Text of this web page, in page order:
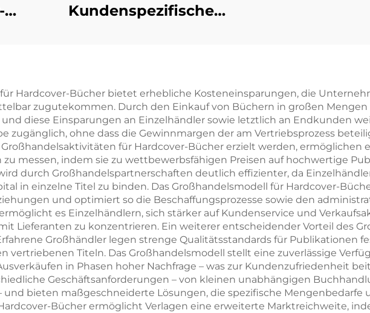
Set-
Kundenspezifischer
Buchdruck mit
lackierten Kanten
Hardcover-
Fotoalbum mit
goldenen Kanten
Hardcover-Bücher bietet erhebliche Kosteneinsparungen, die
zugutekommen. Durch den Einkauf von Büchern in großen
diese Einsparungen an Einzelhändler sowie letztlich an Endkunden
zugänglich, ohne dass die Gewinnmargen der am Vertriebsprozess
für Hardcover-Bücher erzielt werden, ermöglichen
messen, indem sie zu wettbewerbsfähigen Preisen auf hochwertige
durch Großhandelspartnerschaften deutlich effizienter, da
in einzelne Titel zu binden. Das Großhandelsmodell für Hardcover-
und optimiert so die Beschaffungsprozesse sowie den
es Einzelhändlern, sich stärker auf Kundenservice und
Lieferanten zu konzentrieren. Ein weiterer entscheidender Vorteil des
Großhändler legen strenge Qualitätsstandards für Publikationen
vertriebenen Titeln. Das Großhandelsmodell stellt eine zuverlässige
in Phasen hoher Nachfrage – was zur Kundenzufriedenheit
Geschäftsanforderungen – von kleinen unabhängigen
bieten maßgeschneiderte Lösungen, die spezifische Mengenbedarfe
Bücher ermöglicht Verlagen eine erweiterte Marktreichweite,